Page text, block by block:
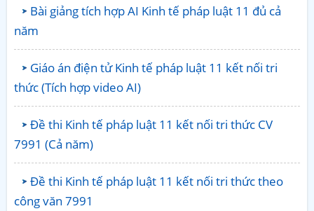
Bài giảng tích hợp AI Kinh tế pháp luật 11 đủ cả
năm
Giáo án điện tử Kinh tế pháp luật 11 kết nối tri
thức (Tích hợp video AI)
Đề thi Kinh tế pháp luật 11 kết nối tri thức CV
7991 (Cả năm)
Đề thi Kinh tế pháp luật 11 kết nối tri thức theo
công văn 7991